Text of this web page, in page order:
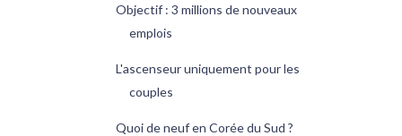
Objectif : 3 millions de nouveaux
emplois
L'ascenseur uniquement pour les
couples
Quoi de neuf en Corée du Sud ?